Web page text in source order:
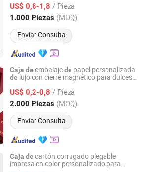
US$ 0,8-1,8 / Pieza
1.000 Piezas (MOQ)
Enviar Consulta
Desde 2026
Caja de embalajede papel personalizada
de lujo con cierre magnético para dulces y
Navidad
US$ 0,2-0,8 / Pieza
2.000 Piezas (MOQ)
Enviar Consulta
Co., Ltd.
Desde 2024
Caja de cartón corrugado plegable
impresa en color personalizado para
Industry Co., Ltd.